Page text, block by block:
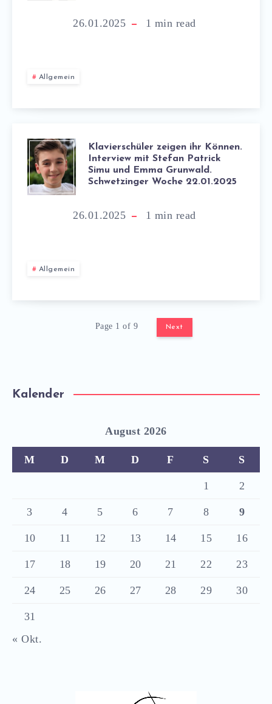
26.01.2025 1 min read
Allgemein
Klavierschüler zeigen ihr Können.
Interview mit Stefan Patrick
Simu und Emma Grunwald.
Schwetzinger Woche 22.01.2025
26.01.2025 1 min read
Allgemein
Page 1 of 9 Next
Kalender
August 2026
M D M D F S S
1 2
3 4 5 6 7 8 9
10 11 12 13 14 15 16
17 18 19 20 21 22 23
24 25 26 27 28 29 30
31
« Okt.